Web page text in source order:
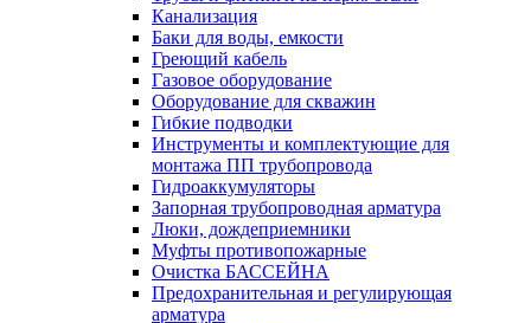
Канализация
Баки для воды, емкости
Греющий кабель
Газовое оборудование
Оборудование для скважин
Гибкие подводки
Инструменты и комплектующие для
монтажа ПП трубопровода
Гидроаккумуляторы
Запорная трубопроводная арматура
Люки, дождеприемники
Муфты противопожарные
Очистка БАССЕЙНА
Предохранительная и регулирующая
арматура